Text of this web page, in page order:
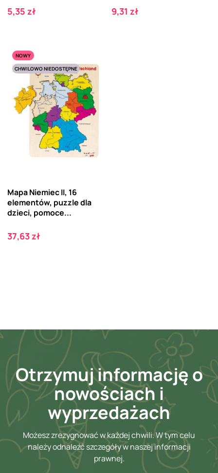
Cena
5,35 zł Cena
9,31 zł
NOWY
CHWILOWO NIEDOSTĘPNE
Mapa Niemiec II, 16
elementów, puzzle dla
dzieci, pomoce...
Cena
37,63 zł
Otrzymuj informację o
nowościach i
wyprzedażach
Możesz zrezygnować w każdej chwili. W tym celu
należy odnaleźć szczegóły w naszej informacji
prawnej.